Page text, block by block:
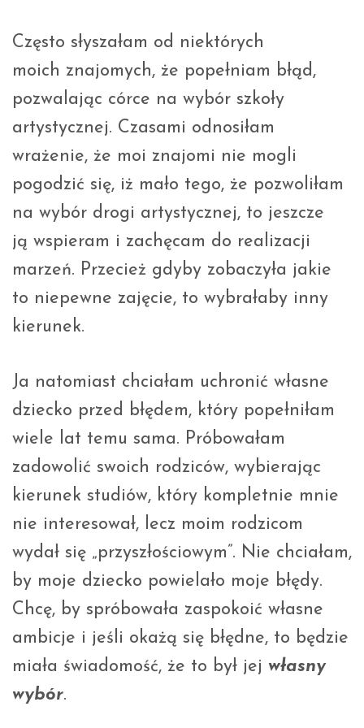
Często słyszałam od niektórych
moich znajomych, że popełniam błąd,
pozwalając córce na wybór szkoły
artystycznej. Czasami odnosiłam
wrażenie, że moi znajomi nie mogli
pogodzić się, iż mało tego, że pozwoliłam
na wybór drogi artystycznej, to jeszcze
ją wspieram i zachęcam do realizacji
marzeń. Przecież gdyby zobaczyła jakie
to niepewne zajęcie, to wybrałaby inny
kierunek.
Ja natomiast chciałam uchronić własne
dziecko przed błędem, który popełniłam
wiele lat temu sama. Próbowałam
zadowolić swoich rodziców, wybierając
kierunek studiów, który kompletnie mnie
nie interesował, lecz moim rodzicom
wydał się „przyszłościowym”. Nie chciałam,
by moje dziecko powielało moje błędy.
Chcę, by spróbowała zaspokoić własne
ambicje i jeśli okażą się błędne, to będzie
miała świadomość, że to był jej własny
wybór.